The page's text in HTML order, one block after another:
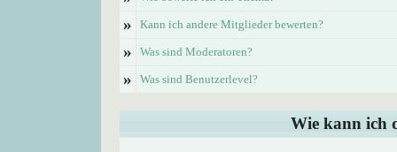
» Kann ich andere Mitglieder bewerten?
» Was sind Moderatoren?
» Was sind Benutzerlevel?
Wie kann ich